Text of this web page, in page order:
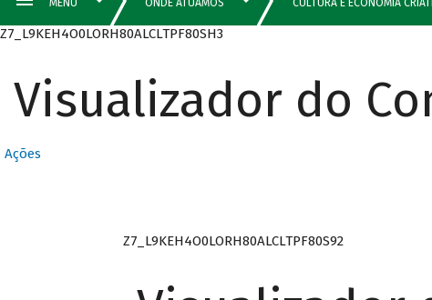
Z7_L9KEH4O0LORH80ALCLTPF80SH3
Visualizador do
Ações
Z7_L9KEH4O0LORH80ALCLTPF80S92